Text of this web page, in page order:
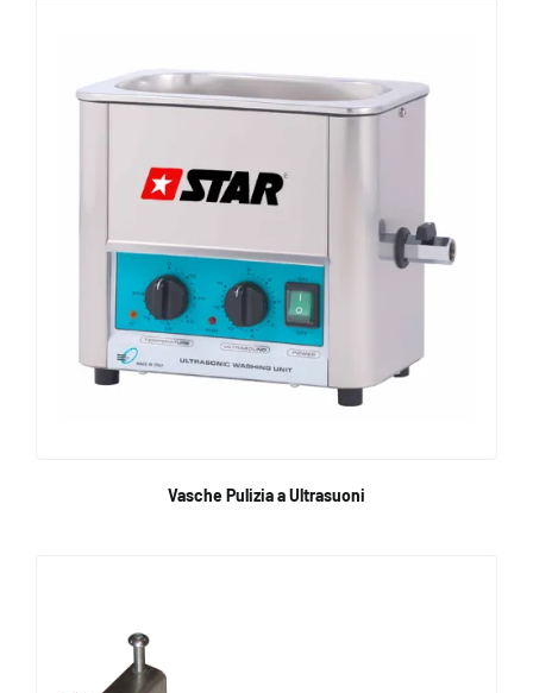
Vasche Pulizia a Ultrasuoni